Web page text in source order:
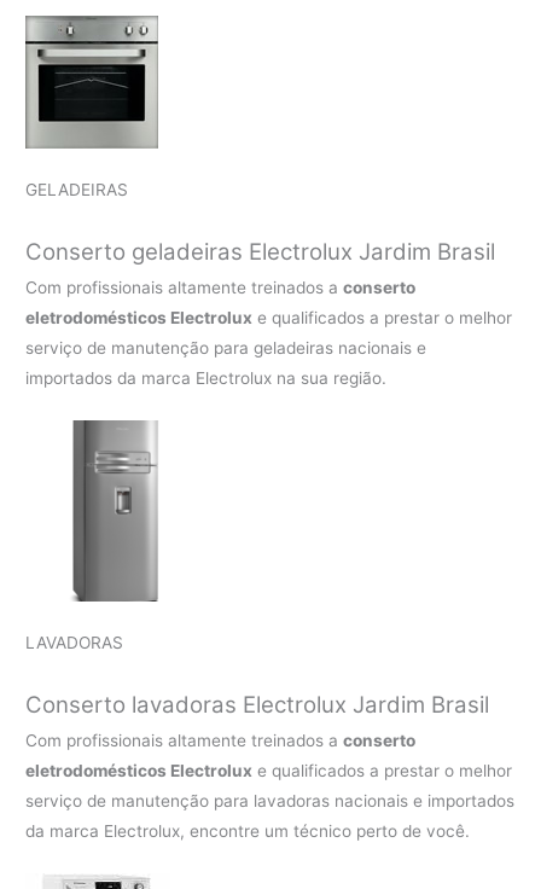
GELADEIRAS
Conserto geladeiras Electrolux Jardim Brasil
Com profissionais altamente treinados aconserto
eletrodomésticos Electrolux e qualificados a prestar o melhor
serviço de manutenção para geladeiras nacionais e
importados da marca Electrolux na sua região.
LAVADORAS
Conserto lavadoras Electrolux Jardim Brasil
Com profissionais altamente treinados aconserto
eletrodomésticos Electrolux e qualificados a prestar o melhor
serviço de manutenção para lavadoras nacionais e importados
da marca Electrolux, encontre um técnico perto de você.